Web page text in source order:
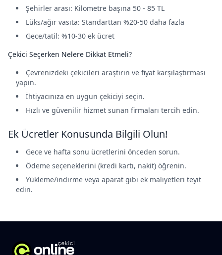
Şehirler arası: Kilometre başına 50 - 85 TL
Lüks/ağır vasıta: Standarttan %20-50 daha fazla
Gece/tatil: %10-30 ek ücret
Çekici Seçerken Nelere Dikkat Etmeli?
Çevrenizdeki çekicileri araştırın ve fiyat karşılaştırması
yapın.
İhtiyacınıza en uygun çekiciyi seçin.
Hızlı ve güvenilir hizmet sunan firmaları tercih edin.
Ek Ücretler Konusunda Bilgili Olun!
Gece ve hafta sonu ücretlerini önceden sorun.
Ödeme seçeneklerini (kredi kartı, nakit) öğrenin.
Yükleme/indirme veya aparat gibi ek maliyetleri teyit
edin.